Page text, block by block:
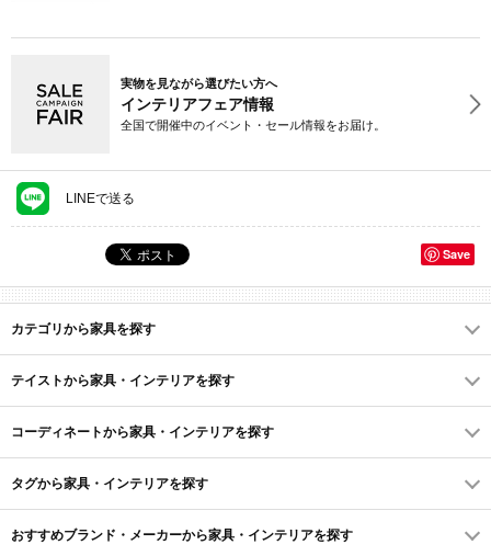
実物を見ながら選びたい方へ
インテリアフェア情報
全国で開催中のイベント・セール情報をお届け。
LINEで送る
Save
カテゴリから家具を探す
テイストから家具・インテリアを探す
コーディネートから家具・インテリアを探す
タグから家具・インテリアを探す
おすすめブランド・メーカーから家具・インテリアを探す